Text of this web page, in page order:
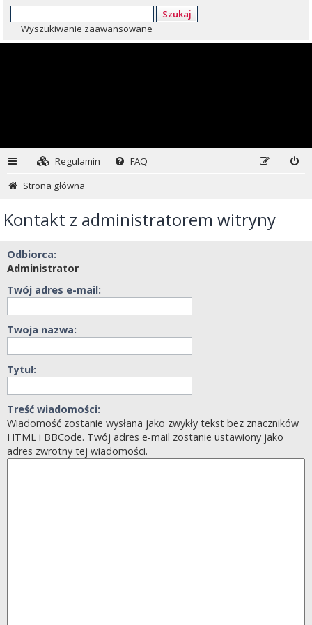
Szukaj
Wyszukiwanie zaawansowane
Regulamin
FAQ
Strona główna
Kontakt z administratorem witryny
Odbiorca:
Administrator
Twój adres e-mail:
Twoja nazwa:
Tytuł:
Treść wiadomości:
Wiadomość zostanie wysłana jako zwykły tekst bez znaczników
HTML i BBCode. Twój adres e-mail zostanie ustawiony jako
adres zwrotny tej wiadomości.